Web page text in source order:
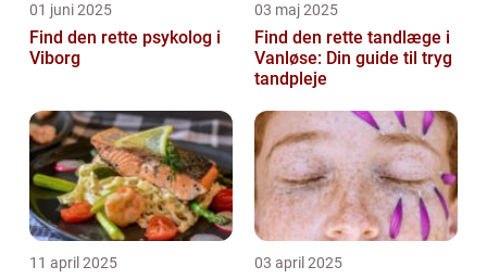
01 juni 2025
Find den rette psykolog i
Viborg
03 maj 2025
Find den rette tandlæge i
Vanløse: Din guide til tryg
tandpleje
11 april 2025 03 april 2025